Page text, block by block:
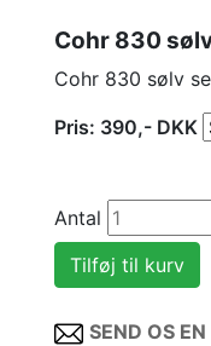
Cohr 830
Cohr 830 sølv
Pris: 390,- DKK
Antal
SEND OS